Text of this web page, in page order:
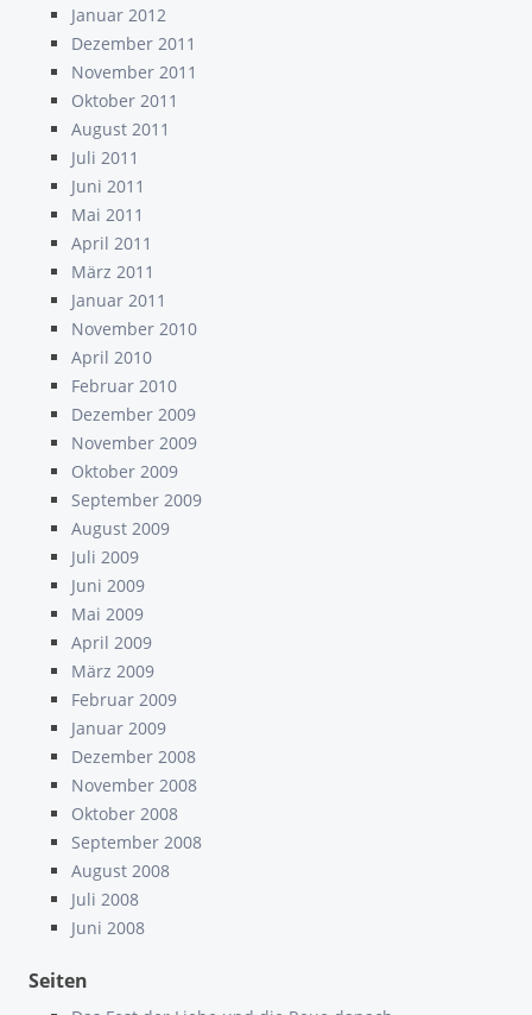
Januar 2012
Dezember 2011
November 2011
Oktober 2011
August 2011
Juli 2011
Juni 2011
Mai 2011
April 2011
März 2011
Januar 2011
November 2010
April 2010
Februar 2010
Dezember 2009
November 2009
Oktober 2009
September 2009
August 2009
Juli 2009
Juni 2009
Mai 2009
April 2009
März 2009
Februar 2009
Januar 2009
Dezember 2008
November 2008
Oktober 2008
September 2008
August 2008
Juli 2008
Juni 2008
Seiten